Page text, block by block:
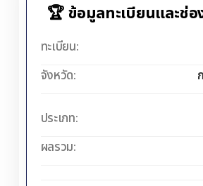
🏆 ข้อมูลทะเบียนและช่
ทะเบียน:
จังหวัด:
ประเภท:
ผลรวม: